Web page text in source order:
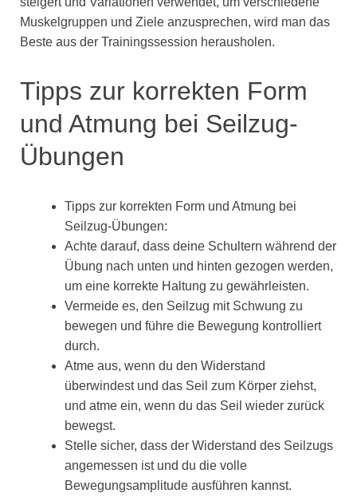
Muskelgruppen und Ziele anzusprechen, wird man das
Beste aus der Trainingssession herausholen.
Tipps zur korrekten Form
und Atmung bei Seilzug-
Übungen
Tipps zur korrekten Form und Atmung bei
Seilzug-Übungen:
Achte darauf, dass deine Schultern während der
Übung nach unten und hinten gezogen werden,
um eine korrekte Haltung zu gewährleisten.
Vermeide es, den Seilzug mit Schwung zu
bewegen und führe die Bewegung kontrolliert
durch.
Atme aus, wenn du den Widerstand
überwindest und das Seil zum Körper ziehst,
und atme ein, wenn du das Seil wieder zurück
bewegst.
Stelle sicher, dass der Widerstand des Seilzugs
angemessen ist und du die volle
Bewegungsamplitude ausführen kannst.